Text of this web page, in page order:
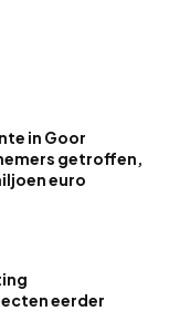
in Goor
getroffen,
euro
eerder